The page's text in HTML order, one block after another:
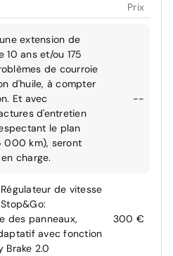
Prix
extension de
ans et/ou 175
de courroie
d'huile, à compter
Et avec
d'entretien
le plan
000 km), seront
charge.
--
de vitesse
des panneaux,
avec fonction
Brake 2.0
300 €